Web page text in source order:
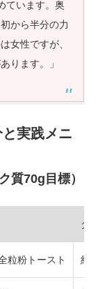
ています。奥
から半分の力
女性ですが、
ります。」
実践メニ
質70g目標）
タ
粒粉トースト 約